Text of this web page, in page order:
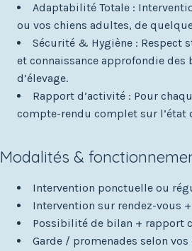
Adaptabilité Totale :
ou vos chiens adultes, de
Sécurité & Hygiène : Respect
et connaissance approfondie
d’élevage.
Rapport d’activité : Pour
compte-rendu complet sur l’état
Modalités &
Intervention ponctuelle ou
Intervention sur rendez-vous
Possibilité de bilan + rapport
Garde / promenades selon